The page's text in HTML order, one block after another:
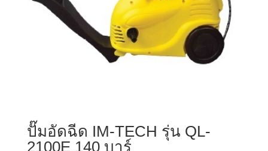
ปั๊มอัดฉีด IM-TECH รุ่น QL-
2100E 140 บาร์